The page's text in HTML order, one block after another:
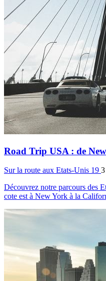
Road Trip USA : de
Sur la route aux Etats-Unis 19 3
Découvrez notre parcours des
cote est à New York à la